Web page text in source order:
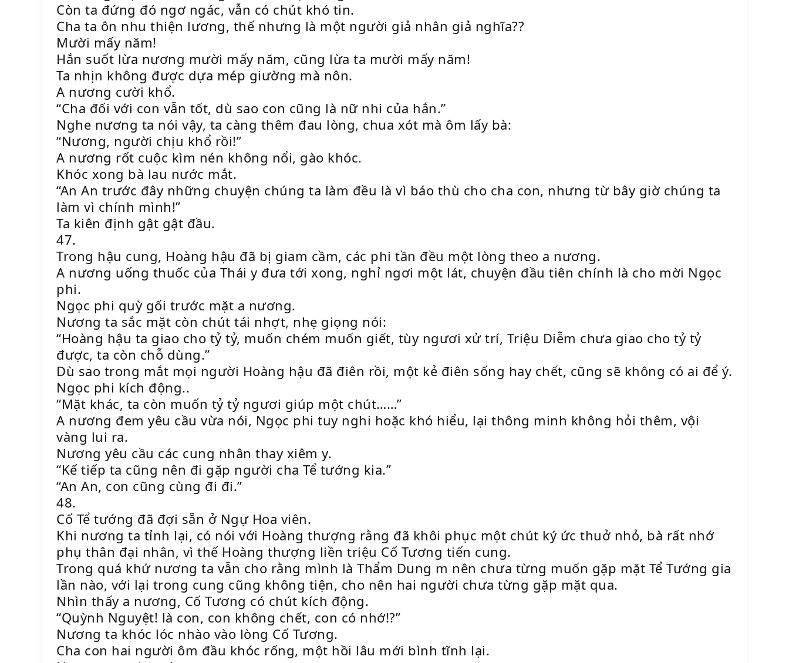
Còn ta đứng đó ngơ ngác, vẫn có chút khó tin.
Cha ta ôn nhu thiện lương, thế nhưng là một người giả nhân giả nghĩa??
Mười mấy năm!
Hắn suốt lừa nương mười mấy năm, cũng lừa ta mười mấy năm!
Ta nhịn không được dựa mép giường mà nôn.
A nương cười khổ.
“Cha đối với con vẫn tốt, dù sao con cũng là nữ nhi của hắn.”
Nghe nương ta nói vậy, ta càng thêm đau lòng, chua xót mà ôm lấy bà:
“Nương, người chịu khổ rồi!”
A nương rốt cuộc kìm nén không nổi, gào khóc.
Khóc xong bà lau nước mắt.
“An An trước đây những chuyện chúng ta làm đều là vì báo thù cho cha con, nhưng từ bây giờ chúng ta
làm vì chính mình!”
Ta kiên định gật gật đầu.
47.
Trong hậu cung, Hoàng hậu đã bị giam cầm, các phi tần đều một lòng theo a nương.
A nương uống thuốc của Thái y đưa tới xong, nghỉ ngơi một lát, chuyện đầu tiên chính là cho mời Ngọc
phi.
Ngọc phi quỳ gối trước mặt a nương.
Nương ta sắc mặt còn chút tái nhợt, nhẹ giọng nói:
“Hoàng hậu ta giao cho tỷ tỷ, muốn chém muốn giết, tùy ngươi xử trí, Triệu Diễm chưa giao cho tỷ tỷ
được, ta còn chỗ dùng.”
Dù sao trong mắt mọi người Hoàng hậu đã điên rồi, một kẻ điên sống hay chết, cũng sẽ không có ai để ý.
Ngọc phi kích động..
“Mặt khác, ta còn muốn tỷ tỷ ngươi giúp một chút……”
A nương đem yêu cầu vừa nói, Ngọc phi tuy nghi hoặc khó hiểu, lại thông minh không hỏi thêm, vội
vàng lui ra.
Nương yêu cầu các cung nhân thay xiêm y.
“Kế tiếp ta cũng nên đi gặp người cha Tể tướng kia.”
“An An, con cũng cùng đi đi.”
48.
Cố Tể tướng đã đợi sẵn ở Ngự Hoa viên.
Khi nương ta tỉnh lại, có nói với Hoàng thượng rằng đã khôi phục một chút ký ức thuở nhỏ, bà rất nhớ
phụ thân đại nhân, vì thế Hoàng thượng liền triệu Cố Tương tiến cung.
Trong quá khứ nương ta vẫn cho rằng mình là Thẩm Dung m nên chưa từng muốn gặp mặt Tể Tướng gia
lần nào, với lại trong cung cũng không tiện, cho nên hai người chưa từng gặp mặt qua.
Nhìn thấy a nương, Cố Tương có chút kích động.
“Quỳnh Nguyệt! là con, con không chết, con có nhớ!?”
Nương ta khóc lóc nhào vào lòng Cố Tương.
Cha con hai người ôm đầu khóc rống, một hồi lâu mới bình tĩnh lại.